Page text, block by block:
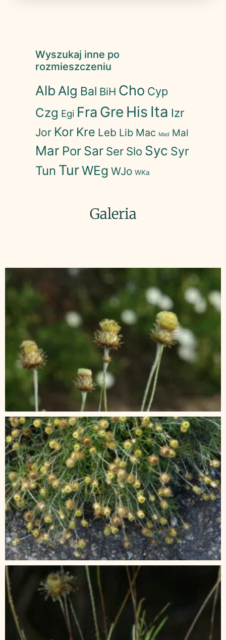
Wyszukaj inne po
rozmieszczeniu
Alb Alg Bal BiH Cho Cyp
Czg Egi Fra Gre His Ita Izr
Jor Kor Kre Leb Lib Mac Mad Mal
Mar Por Sar Ser Slo Syc Syr
Tun TurWEg WJo WKa
Galeria